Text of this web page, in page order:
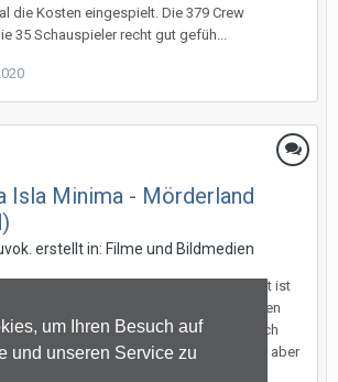
um Ihren Besuch auf
und unseren Service zu
die Kosten eingespielt. Die 379 Crew
35 Schauspieler recht gut gefüh...
Isla Minima - Mörderland
erstellt in: Filme und Bildmedien
ganz selten dass so was ins Kino kommt ist
von guten Thrillern, keine berühmten
für mich nicht. Meine Freundin hat sich
bei einigen Szenen so grauslich ist er aber
grauslic...